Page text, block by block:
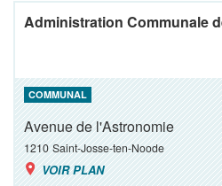
Administration Communale
COMMUNAL
Avenue de l'Astronomie
1210 Saint-Josse-ten-Noode
VOIR PLAN